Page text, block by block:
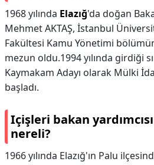
1968 yılında Elazığ'da doğan
Mehmet AKTAŞ, İstanbul
Fakültesi Kamu Yönetimi
mezun oldu.1994 yılında girdiği
Kaymakam Adayı olarak Mülki
başladı.
Içişleri bakan
nereli?
1966 yılında Elazığ'ın Palu